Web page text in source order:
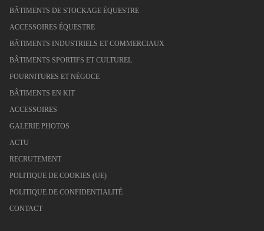
BÂTIMENTS DE STOCKAGE ÉQUESTRE
ACCESSOIRES ÉQUESTRE
BÂTIMENTS INDUSTRIELS ET COMMERCIAUX
BÂTIMENTS SPORTIFS ET CULTUREL
FOURNITURES ET NÉGOCE
BÂTIMENTS EN KIT
ACCESSOIRES
GALERIE PHOTOS
ACTU
RECRUTEMENT
POLITIQUE DE COOKIES (UE)
POLITIQUE DE CONFIDENTIALITÉ
CONTACT